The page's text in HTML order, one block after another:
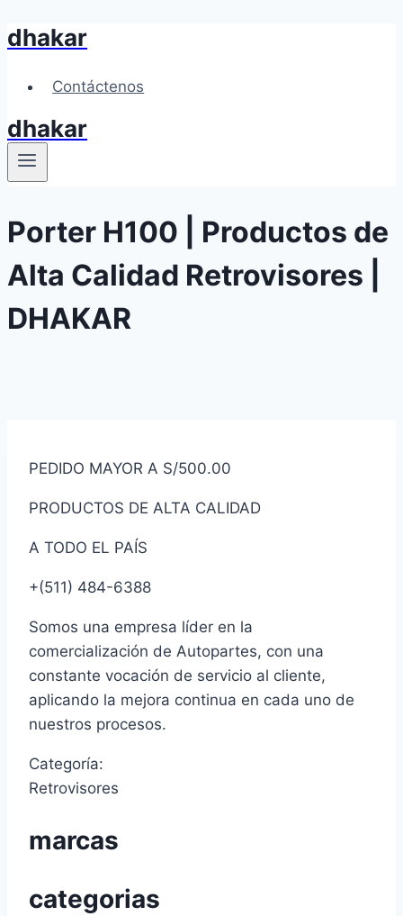
Skip
content
dhakar
Contáctenos
dhakar
Porter H100 | Productos de
Alta Calidad Retrovisores |
DHAKAR
PEDIDO MAYOR A S/500.00
PRODUCTOS DE ALTA CALIDAD
A TODO EL PAÍS
+(511) 484-6388
Somos una empresa líder en la
comercialización de Autopartes, con una
constante vocación de servicio al cliente,
aplicando la mejora continua en cada uno de
nuestros procesos.
Categoría:
Retrovisores
marcas
categorias